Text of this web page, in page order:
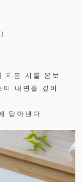
지은 시를 본보
내면을 깊이
담아낸다